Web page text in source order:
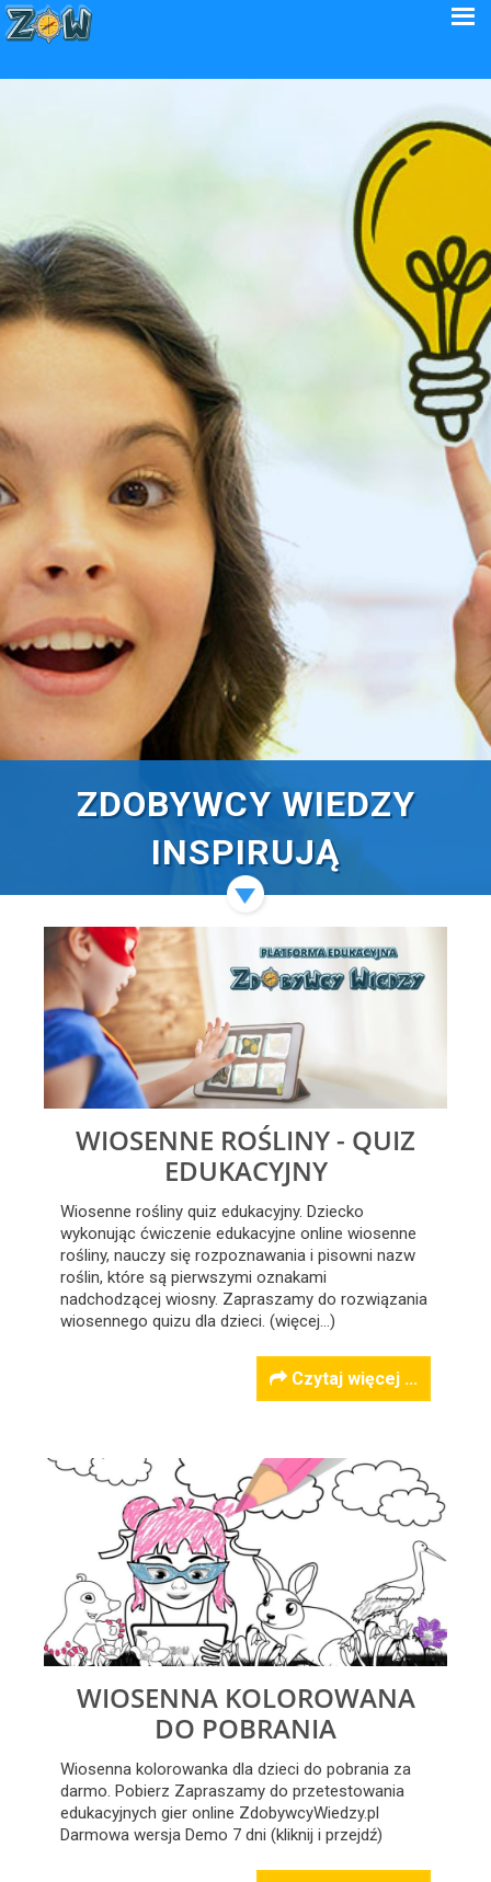
ZDOBYWCY WIEDZY
INSPIRUJĄ
WIOSENNE ROŚLINY - QUIZ
EDUKACYJNY
Wiosenne rośliny quiz edukacyjny. Dziecko
wykonując ćwiczenie edukacyjne online wiosenne
rośliny, nauczy się rozpoznawania i pisowni nazw
roślin, które są pierwszymi oznakami
nadchodzącej wiosny. Zapraszamy do rozwiązania
wiosennego quizu dla dzieci. (więcej…)
Czytaj więcej ...
WIOSENNA KOLOROWANA
DO POBRANIA
Wiosenna kolorowanka dla dzieci do pobrania za
darmo. Pobierz Zapraszamy do przetestowania
edukacyjnych gier online ZdobywcyWiedzy.pl
Darmowa wersja Demo 7 dni (kliknij i przejdź)